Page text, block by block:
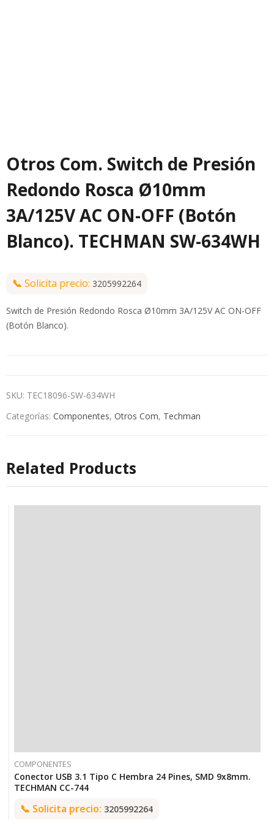
Otros Com. Switch de Presión
Redondo Rosca Ø10mm
3A/125V AC ON-OFF (Botón
Blanco). TECHMAN SW-634WH
📞 Solicita precio: 3205992264
Switch de Presión Redondo Rosca Ø10mm 3A/125V AC ON-OFF
(Botón Blanco).
SKU: TEC18096-SW-634WH
Categorías: Componentes, Otros Com, Techman
Related Products
COMPONENTES
Conector USB 3.1 Tipo C Hembra 24 Pines, SMD 9x8mm.
TECHMAN CC-744
📞 Solicita precio: 3205992264